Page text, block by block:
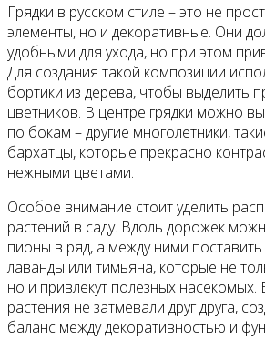
Грядки в русском стиле – это не
элементы, но и декоративные. Они
удобными для ухода, но при этом
Для создания такой композиции
бортики из дерева, чтобы выделить
цветников. В центре грядки можно
по бокам – другие многолетники,
бархатцы, которые прекрасно
нежными цветами.
Особое внимание стоит уделить
растений в саду. Вдоль дорожек
пионы в ряд, а между ними
лаванды или тимьяна, которые не
но и привлекут полезных
растения не затмевали друг друга,
баланс между декоративностью и